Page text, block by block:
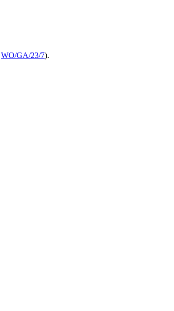
WO/GA/23/7).